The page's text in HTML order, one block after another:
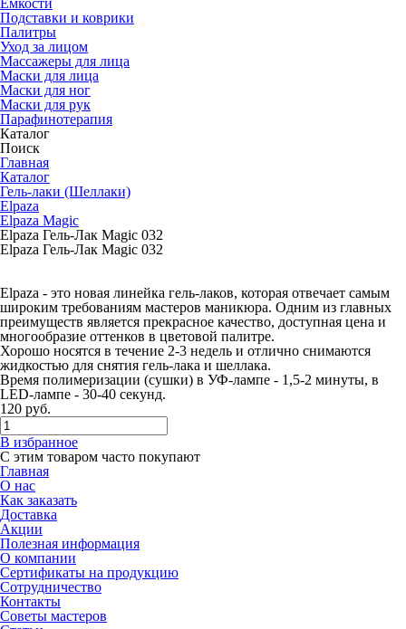
Емкости
Подставки и коврики
Палитры
Уход за лицом
Массажеры для лица
Маски для лица
Маски для ног
Маски для рук
Парафино­терапия
Каталог
Поиск
Главная
Каталог
Гель-лаки (Шеллаки)
Elpaza
Elpaza Magic
Elpaza Гель-Лак Magic 032
Elpaza Гель-Лак Magic 032
Elpaza - это новая линейка гель-лаков, которая отвечает самым
широким требованиям мастеров маникюра. Одним из главных
преимуществ является прекрасное качество, доступная цена и
многообразие оттенков в цветовой палитре.
Хорошо носятся в течение 2-3 недель и отлично снимаются
жидкостью для снятия гель-лака и шеллака.
Время полимеризации (сушки) в УФ-лампе - 1,5-2 минуты, в
LED-лампе - 30-40 секунд.
120 руб.
В избранное
С этим товаром часто покупают
Главная
О нас
Как заказать
Доставка
Акции
Полезная информация
О компании
Сертификаты на продукцию
Сотрудничество
Контакты
Советы мастеров